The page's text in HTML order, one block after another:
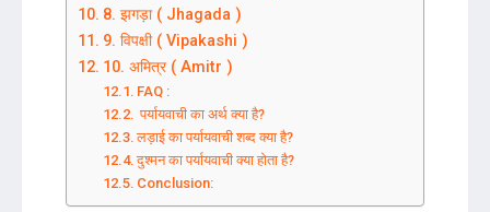
8. झगड़ा ( Jhagada )
9. विपक्षी ( Vipakashi )
10. अमित्र ( Amitr )
FAQ :
पर्यायवाची का अर्थ क्या है?
लड़ाई का पर्यायवाची शब्द क्या है?
दुश्मन का पर्यायवाची क्या होता है?
Conclusion: